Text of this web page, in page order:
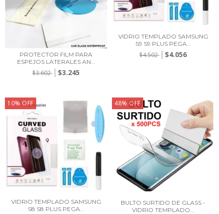
PROTECTOR FILM PARA
ESPEJOS LATERALES AN...
$3.602 $3.245
VIDRIO TEMPLADO SAMSUNG
S9 S9 PLUS PEGA...
$4.502 $4.056
10% OFF
VIDRIO TEMPLADO SAMSUNG
S8 S8 PLUS PEGA...
48% OFF
BULTO SURTIDO DE GLASS -
VIDRIO TEMPLADO...